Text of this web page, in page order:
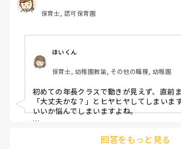
り
他の職員に聞いてる様子もなくて
よほど自分に聞きづらいのか、聞く必要
か、もうよくわからないです。
対応にも悩みます。
保育士, 認可保育園
ほいくん
保育士, 幼稚園教諭, その他の職種, 幼稚園
初めての年長クラスで動きが見えず、直前
「大丈夫かな？」とヒヤヒヤしてしまいま
いいか悩んでしまいますよね。
「こんなこと聞いたら迷惑かな」と抱え込
回答をもっと見る